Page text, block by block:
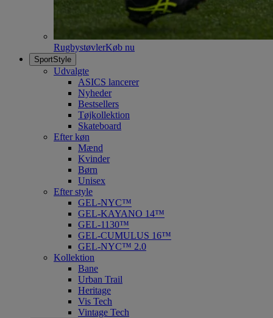
RugbystøvlerKøb nu
SportStyle
Udvalgte
ASICS lancerer
Nyheder
Bestsellers
Tøjkollektion
Skateboard
Efter køn
Mænd
Kvinder
Børn
Unisex
Efter style
GEL-NYC™
GEL-KAYANO 14™
GEL-1130™
GEL-CUMULUS 16™
GEL-NYC™ 2.0
Kollektion
Bane
Urban Trail
Heritage
Vis Tech
Vintage Tech